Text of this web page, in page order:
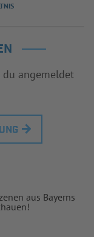
angemeldet
aus Bayerns